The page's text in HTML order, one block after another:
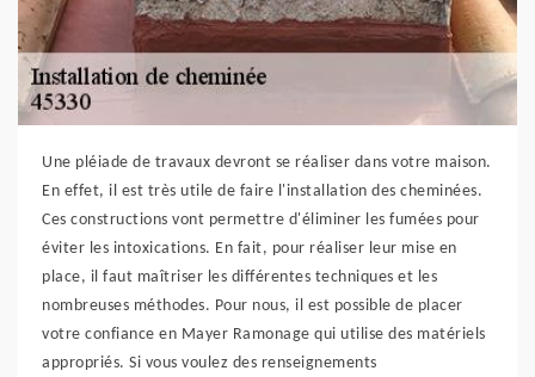
Une pléiade de travaux devront se réaliser dans votre maison.
En effet, il est très utile de faire l'installation des cheminées.
Ces constructions vont permettre d'éliminer les fumées pour
éviter les intoxications. En fait, pour réaliser leur mise en
place, il faut maîtriser les différentes techniques et les
nombreuses méthodes. Pour nous, il est possible de placer
votre confiance en Mayer Ramonage qui utilise des matériels
appropriés. Si vous voulez des renseignements